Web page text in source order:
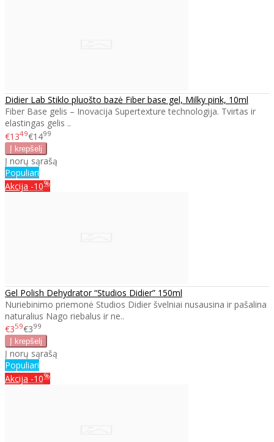
Didier Lab Stiklo pluošto bazė Fiber base gel, Milky pink, 10ml
Fiber Base gelis – Inovacija Supertexture technologija. Tvirtas ir
elastingas gelis ..
€1349€1499
Į norų sąrašą
Populiari
Akcija -10%
Gel Polish Dehydrator “Studios Didier” 150ml
Nuriebinimo priemonė Studios Didier švelniai nusausina ir pašalina
naturalius Nago riebalus ir ne..
€359€399
Į norų sąrašą
Populiari
Akcija -10%